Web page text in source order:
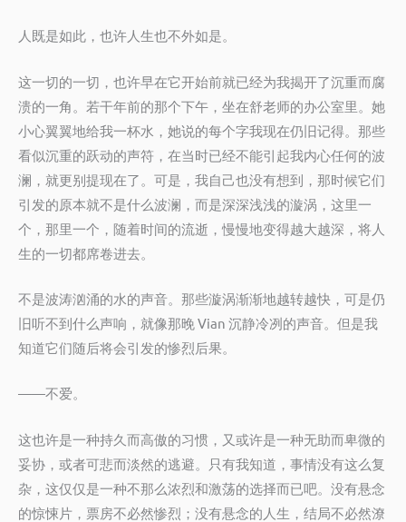
人既是如此，也许人生也不外如是。
这一切的一切，也许早在它开始前就已经为我揭开了沉重而腐
溃的一角。若干年前的那个下午，坐在舒老师的办公室里。她
小心翼翼地给我一杯水，她说的每个字我现在仍旧记得。那些
看似沉重的跃动的声符，在当时已经不能引起我内心任何的波
澜，就更别提现在了。可是，我自己也没有想到，那时候它们
引发的原本就不是什么波澜，而是深深浅浅的漩涡，这里一
个，那里一个，随着时间的流逝，慢慢地变得越大越深，将人
生的一切都席卷进去。
不是波涛汹涌的水的声音。那些漩涡渐渐地越转越快，可是仍
旧听不到什么声响，就像那晚 Vian 沉静冷冽的声音。但是我
知道它们随后将会引发的惨烈后果。
——不爱。
这也许是一种持久而高傲的习惯，又或许是一种无助而卑微的
妥协，或者可悲而淡然的逃避。只有我知道，事情没有这么复
杂，这仅仅是一种不那么浓烈和激荡的选择而已吧。没有悬念
的惊悚片，票房不必然惨烈；没有悬念的人生，结局不必然潦